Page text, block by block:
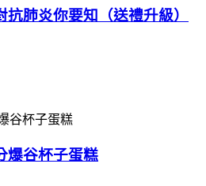
抗肺炎你要知（送禮升級）
爆谷杯子蛋糕